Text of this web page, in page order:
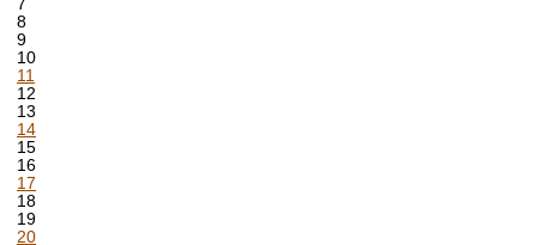
8
9
10
11
12
13
14
15
16
17
18
19
20